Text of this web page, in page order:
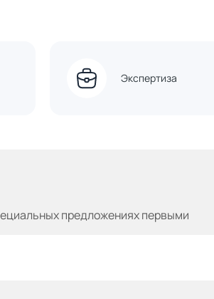
Экспертиза
предложениях первыми